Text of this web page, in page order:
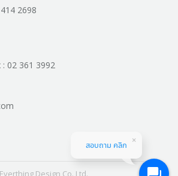
2698
: 02 361 3992
Everthing Design Co.,Ltd.
สอบถาม คลิก